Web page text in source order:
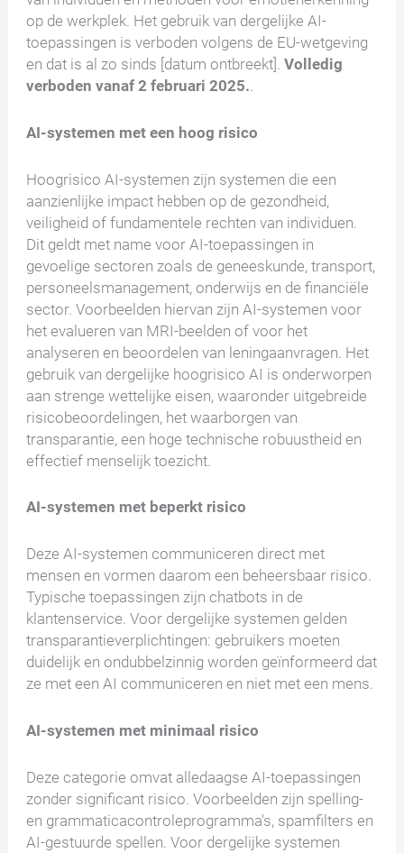
op de werkplek. Het gebruik van dergelijke AI-
toepassingen is verboden volgens de EU-wetgeving
en dat is al zo sinds [datum ontbreekt].Volledig
verboden vanaf 2 februari 2025..
AI-systemen met een hoog risico
Hoogrisico AI-systemen zijn systemen die een
aanzienlijke impact hebben op de gezondheid,
veiligheid of fundamentele rechten van individuen.
Dit geldt met name voor AI-toepassingen in
gevoelige sectoren zoals de geneeskunde, transport,
personeelsmanagement, onderwijs en de financiële
sector. Voorbeelden hiervan zijn AI-systemen voor
het evalueren van MRI-beelden of voor het
analyseren en beoordelen van leningaanvragen. Het
gebruik van dergelijke hoogrisico AI is onderworpen
aan strenge wettelijke eisen, waaronder uitgebreide
risicobeoordelingen, het waarborgen van
transparantie, een hoge technische robuustheid en
effectief menselijk toezicht.
AI-systemen met beperkt risico
Deze AI-systemen communiceren direct met
mensen en vormen daarom een beheersbaar risico.
Typische toepassingen zijn chatbots in de
klantenservice. Voor dergelijke systemen gelden
transparantieverplichtingen: gebruikers moeten
duidelijk en ondubbelzinnig worden geïnformeerd dat
ze met een AI communiceren en niet met een mens.
AI-systemen met minimaal risico
Deze categorie omvat alledaagse AI-toepassingen
zonder significant risico. Voorbeelden zijn spelling-
en grammaticacontroleprogramma's, spamfilters en
AI-gestuurde spellen. Voor dergelijke systemen